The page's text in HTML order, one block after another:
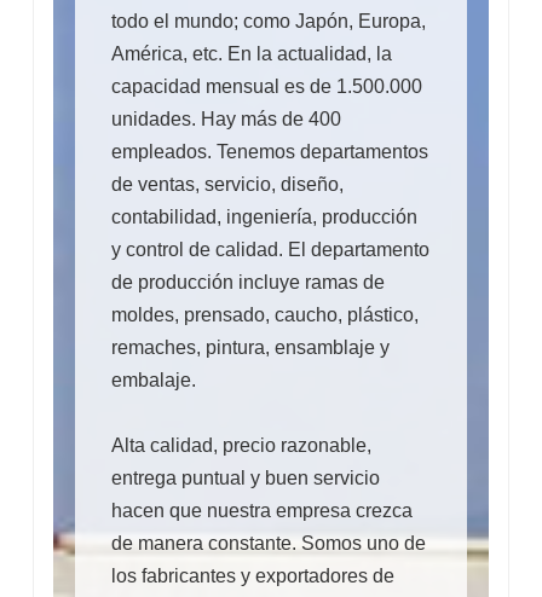
todo el mundo; como Japón, Europa,
América, etc. En la actualidad, la
capacidad mensual es de 1.500.000
unidades. Hay más de 400
empleados. Tenemos departamentos
de ventas, servicio, diseño,
contabilidad, ingeniería, producción
y control de calidad. El departamento
de producción incluye ramas de
moldes, prensado, caucho, plástico,
remaches, pintura, ensamblaje y
embalaje.
Alta calidad, precio razonable,
entrega puntual y buen servicio
hacen que nuestra empresa crezca
de manera constante. Somos uno de
los fabricantes y exportadores de